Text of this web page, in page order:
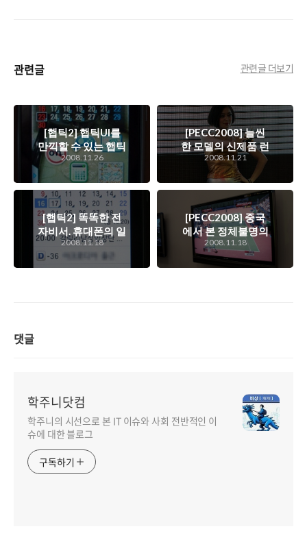
관련글 관련글 더보기
[햅틱2] 햅틱UI를
만끽할 수 있는 햅틱
2 위젯
2008.11.26
[PECC2008] 늘씬
한 모델의 신제품 런
칭쇼가 돋보였던
Mxtran 부스
2008.11.21
[햅틱2] 똑똑한 전
자비서. 휴대폰의 일
정관리를 이용해보
자.
2008.11.18
[PECC2008] 중국
에서 본 정체불명의
짝퉁 Wii
2008.11.18
댓글
학주니닷컴
학주니의 시선으로 본 IT 이슈와 사회 전반적인 이
슈에 대한 블로그
구독하기